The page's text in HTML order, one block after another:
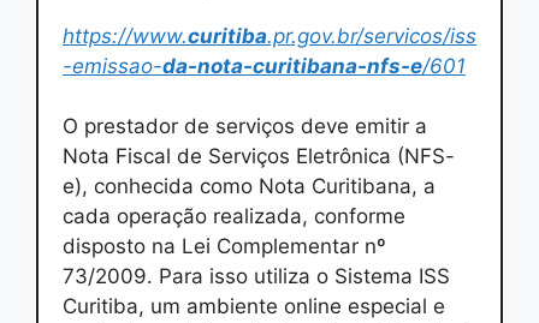
https://www.curitiba.pr.gov.br/servicos/iss
-emissao-da-nota-curitibana-nfs-e/601
O prestador de serviços deve emitir a
Nota Fiscal de Serviços Eletrônica (NFS-
e), conhecida como Nota Curitibana, a
cada operação realizada, conforme
disposto na Lei Complementar nº
73/2009. Para isso utiliza o Sistema ISS
Curitiba, um ambiente online especial e